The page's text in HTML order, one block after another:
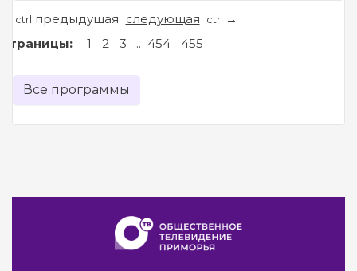
ctrl предыдущая следующая ctrl →
Страницы: 1 2 3 ... 454 455
Все программы